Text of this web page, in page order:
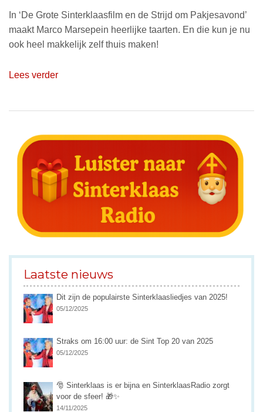
In ‘De Grote Sinterklaasfilm en de Strijd om Pakjesavond’
maakt Marco Marsepein heerlijke taarten. En die kun je nu
ook heel makkelijk zelf thuis maken!
Lees verder
Laatste nieuws
Dit zijn de populairste Sinterklaasliedjes van 2025!
05/12/2025
Straks om 16:00 uur: de Sint Top 20 van 2025
05/12/2025
🎅 Sinterklaas is er bijna en SinterklaasRadio zorgt
voor de sfeer! 🎁✨
14/11/2025